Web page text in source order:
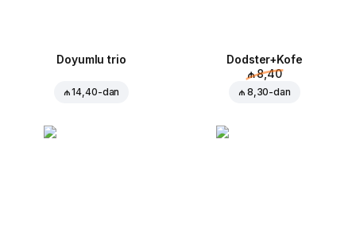
Doyumlu trio
₼ 14,40-dan
Dodster+Kofe
₼ 8,40
₼ 8,30-dan